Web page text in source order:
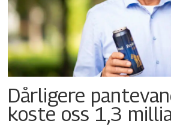
Dårligere
koste oss 1,3